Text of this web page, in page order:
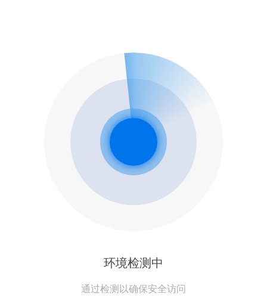
环境检测中
通过检测以确保安全访问